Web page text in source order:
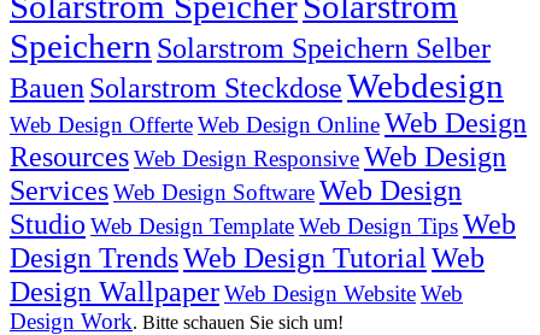
Speichern Solarstrom Speichern Selber
Bauen Solarstrom SteckdoseWebdesign
Web Design OfferteWeb Design OnlineWeb Design
ResourcesWeb Design ResponsiveWeb Design
ServicesWeb Design SoftwareWeb Design
Studio Web Design TemplateWeb Design TipsWeb
Design TrendsWeb Design Tutorial Web
Design WallpaperWeb Design WebsiteWeb
Design Work. Bitte schauen Sie sich um!